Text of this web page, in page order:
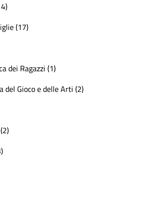
(17)
dei Ragazzi (1)
del Gioco e delle Arti (2)